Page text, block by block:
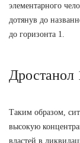
элементарного
дотянув до
до горизонта 1.
Дростанол
Таким образом,
высокую
властей в